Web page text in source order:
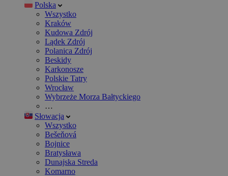
Polska
Wszystko
Kraków
Kudowa Zdrój
Lądek Zdrój
Polanica Zdrój
Beskidy
Karkonosze
Polskie Tatry
Wrocław
Wybrzeże Morza Bałtyckiego
…
Słowacja
Wszystko
Bešeňová
Bojnice
Bratysława
Dunajska Streda
Komarno